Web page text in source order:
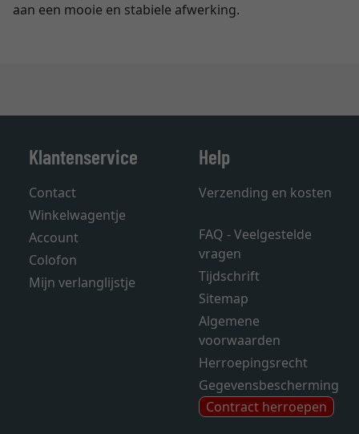
aan een mooie en stabiele afwerking.
Klantenservice
Contact
Winkelwagentje
Account
Colofon
Mijn verlanglijstje
Help
Verzending en kosten
FAQ - Veelgestelde
vragen
Tijdschrift
Sitemap
Algemene
voorwaarden
Herroepingsrecht
Gegevensbescherming
Contract herroepen